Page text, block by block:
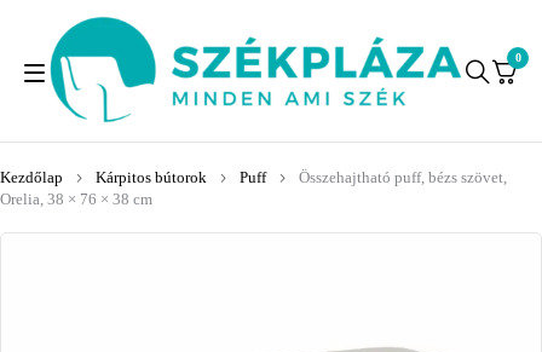
0
Kezdőlap Kárpitos bútorok Puff
Összehajtható puff, bézs szövet,
Orelia, 38 × 76 × 38 cm